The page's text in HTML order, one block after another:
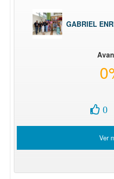
GABRIEL
0
Ver